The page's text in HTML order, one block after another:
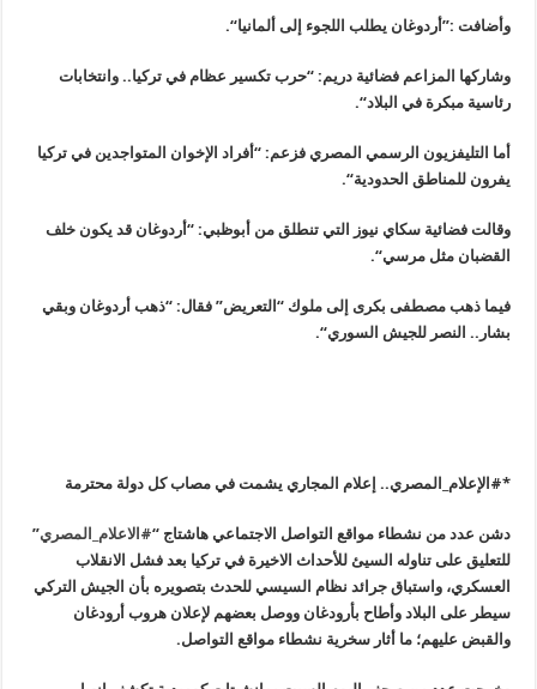
وأضافت :”أردوغان يطلب اللجوء إلى ألمانيا“.
وشاركها المزاعم فضائية دريم: “حرب تكسير عظام في تركيا.. وانتخابات
رئاسية مبكرة في البلاد“.
أما التليفزيون الرسمي المصري فزعم: “أفراد الإخوان المتواجدين في تركيا
يفرون للمناطق الحدودية“.
وقالت فضائية سكاي نيوز التي تنطلق من أبوظبي: “أردوغان قد يكون خلف
القضبان مثل مرسي“.
فيما ذهب مصطفى بكرى إلى ملوك “التعريض” فقال: “ذهب أردوغان وبقي
بشار.. النصر للجيش السوري“.
*
# الإعلام_المصري.. إعلام المجاري يشمت في مصاب كل دولة محترمة
دشن عدد من نشطاء مواقع التواصل الاجتماعي هاشتاج “#الاعلام_المصري”
للتعليق على تناوله السيئ للأحداث الاخيرة في تركيا بعد فشل الانقلاب
العسكري، واستباق جرائد نظام السيسي للحدث بتصويره بأن الجيش التركي
سيطر على البلاد وأطاح بأرودغان ووصل بعضهم لإعلان هروب أرودغان
والقبض عليهم؛ ما أثار سخرية نشطاء مواقع التواصل.